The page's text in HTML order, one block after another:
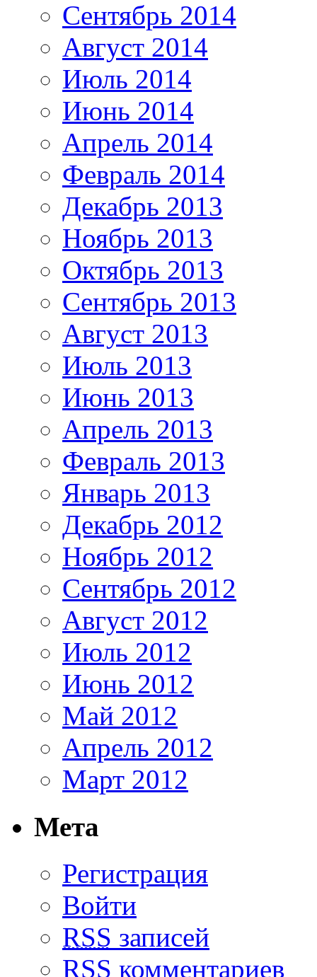
Сентябрь 2014
Август 2014
Июль 2014
Июнь 2014
Апрель 2014
Февраль 2014
Декабрь 2013
Ноябрь 2013
Октябрь 2013
Сентябрь 2013
Август 2013
Июль 2013
Июнь 2013
Апрель 2013
Февраль 2013
Январь 2013
Декабрь 2012
Ноябрь 2012
Сентябрь 2012
Август 2012
Июль 2012
Июнь 2012
Май 2012
Апрель 2012
Март 2012
Мета
Регистрация
Войти
RSS записей
RSS комментариев